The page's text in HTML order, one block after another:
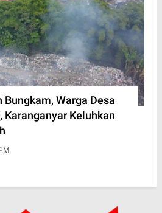
Bungkam, Warga Desa
Karanganyar Keluhkan